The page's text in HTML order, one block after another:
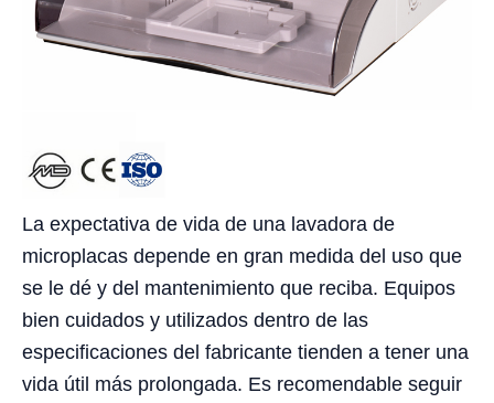
La expectativa de vida de una lavadora de
microplacas depende en gran medida del uso que
se le dé y del mantenimiento que reciba. Equipos
bien cuidados y utilizados dentro de las
especificaciones del fabricante tienden a tener una
vida útil más prolongada. Es recomendable seguir